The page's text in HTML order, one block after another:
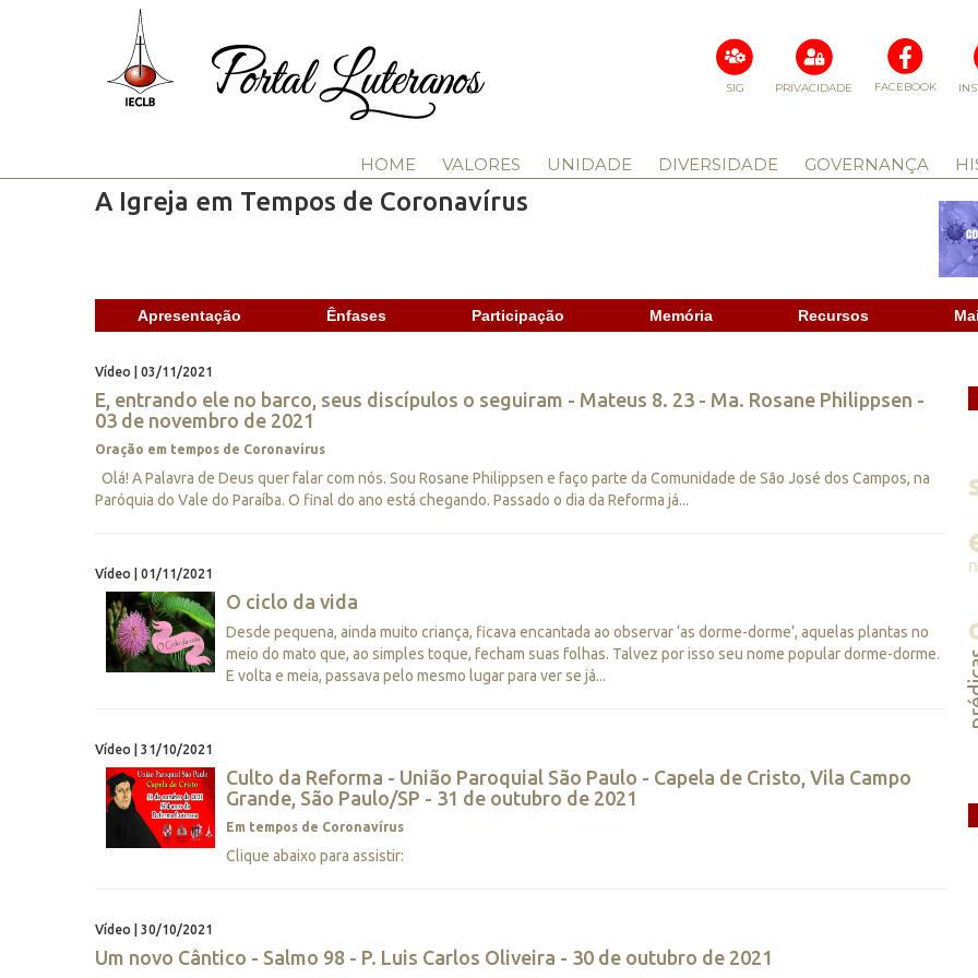
FACEBOOK
PRIVACIDADE
SIG
HOME VALORES UNIDADE DIVERSIDADE GOVERNANÇA
A Igreja em Tempos de Coronavírus
Apresentação Ênfases Participação Memória Recursos
Vídeo | 03/11/2021
E, entrando ele no barco, seus discípulos o seguiram - Mateus 8. 23 - Ma. Rosane Philippsen -
03 de novembro de 2021
Oração em tempos de Coronavírus
Olá! A Palavra de Deus quer falar com nós. Sou Rosane Philippsen e faço parte da Comunidade de São José dos Campos, na
Paróquia do Vale do Paraíba. O final do ano está chegando. Passado o dia da Reforma já...
Vídeo | 01/11/2021
O ciclo da vida
Desde pequena, ainda muito criança, ficava encantada ao observar ‘as dorme-dorme’, aquelas plantas no
meio do mato que, ao simples toque, fecham suas folhas. Talvez por isso seu nome popular dorme-dorme.
E volta e meia, passava pelo mesmo lugar para ver se já...
Vídeo | 31/10/2021
Culto da Reforma - União Paroquial São Paulo - Capela de Cristo, Vila Campo
Grande, São Paulo/SP - 31 de outubro de 2021
Em tempos de Coronavírus
Clique abaixo para assistir:
Vídeo | 30/10/2021
Um novo Cântico - Salmo 98 - P. Luis Carlos Oliveira - 30 de outubro de 2021